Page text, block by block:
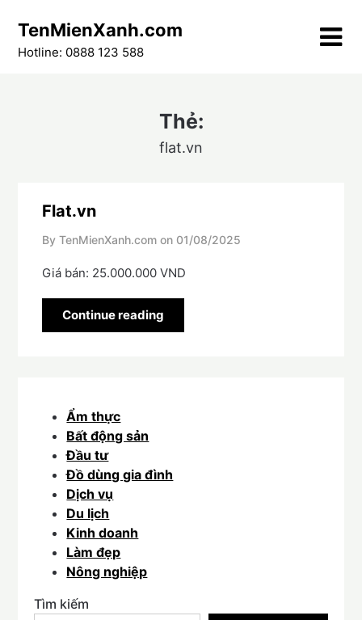
content
TenMienXanh.com
Hotline: 0888 123 588
Thẻ:
flat.vn
Flat.vn
By TenMienXanh.com on 01/08/2025
Giá bán: 25.000.000 VND
Continue reading
Ẩm thực
Bất động sản
Đầu tư
Đồ dùng gia đình
Dịch vụ
Du lịch
Kinh doanh
Làm đẹp
Nông nghiệp
Tìm kiếm